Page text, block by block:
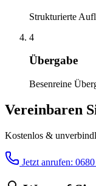
Strukturierte
4
Übergabe
Besenreine
Vereinbaren
Kostenlos &
Jetzt anrufen: